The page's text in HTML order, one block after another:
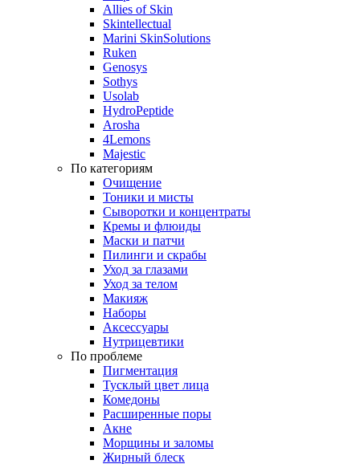
Allies of Skin
Skintellectual
Marini SkinSolutions
Ruken
Genosys
Sothys
Usolab
HydroPeptide
Arosha
4Lemons
Majestic
По категориям
Очищение
Тоники и мисты
Сыворотки и концентраты
Кремы и флюиды
Маски и патчи
Пилинги и скрабы
Уход за глазами
Уход за телом
Макияж
Наборы
Аксессуары
Нутрицевтики
По проблеме
Пигментация
Тусклый цвет лица
Комедоны
Расширенные поры
Акне
Морщины и заломы
Жирный блеск